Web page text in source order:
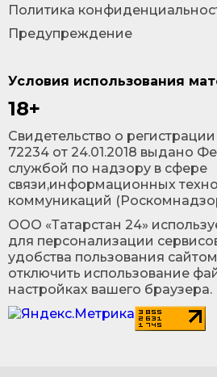
Условия использования
18+
Cвидетельство о
72234 от 24.01.2018 выдано
службой по надзору в сфере
связи,информационных
коммуникаций
ООО «Татарстан 24»
для персонализации
удобства пользования
отключить использование
настройках вашего браузера.
Политика
Предупреждение